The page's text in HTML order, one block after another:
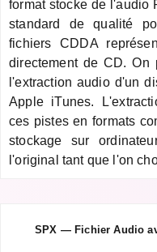
format stocke de l'audio
standard de qualité
fichiers CDDA
directement de CD.
l'extraction audio d'un
Apple iTunes.
ces pistes en formats
stockage sur
l'original tant que l'on
SPX — Fichier Audio